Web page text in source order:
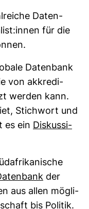
Daten­
für die
Daten­bank
von akkre­di­
werden kann.
Stich­wort und
es ein Dis­kus­si­
der
aus allen mög­li­
bis Politik.